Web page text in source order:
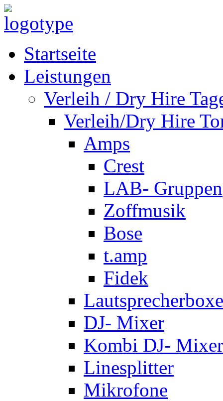
Startseite
Leistungen
Verleih / Dry Hire
Verleih/Dry Hire
Amps
Crest
LAB- Gruppen
Zoffmusik
Bose
t.amp
Fidek
DJ- Mixer
Kombi DJ-
Linesplitter
Mikrofone